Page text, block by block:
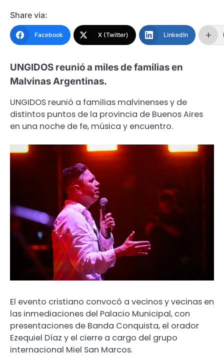
Share via:
Facebook X (Twitter) LinkedIn
UNGIDOS reunió a miles de familias en
Malvinas Argentinas.
UNGIDOS reunió a familias malvinenses y de
distintos puntos de la provincia de Buenos Aires
en una noche de fe, música y encuentro.
El evento cristiano convocó a vecinos y vecinas en
las inmediaciones del Palacio Municipal, con
presentaciones de Banda Conquista, el orador
Ezequiel Díaz y el cierre a cargo del grupo
internacional Miel San Marcos.